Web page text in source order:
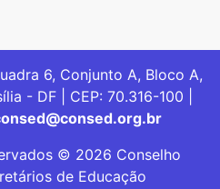
6, Conjunto A, Bloco A,
- DF | CEP: 70.316-100 |
© 2026 Conselho
de Educação